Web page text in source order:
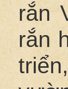
rắn
rắn